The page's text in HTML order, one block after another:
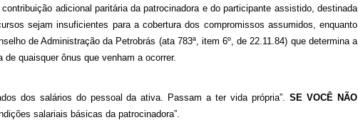
adicional paritária da patrocinadora e do participante assistido, destinada
sejam insuficientes para a cobertura dos compromissos assumidos, enquanto
de Administração da Petrobrás (ata 783ª, item 6º, de 22.11.84) que determina a
quaisquer ônus que venham a ocorrer.
dos salários do pessoal da ativa. Passam a ter vida própria”.SE VOCÊ NÃO
salariais básicas da patrocinadora”.